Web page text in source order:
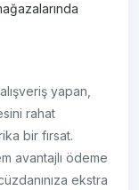
yapan,
rahat
bir fırsat.
avantajlı ödeme
ekstra